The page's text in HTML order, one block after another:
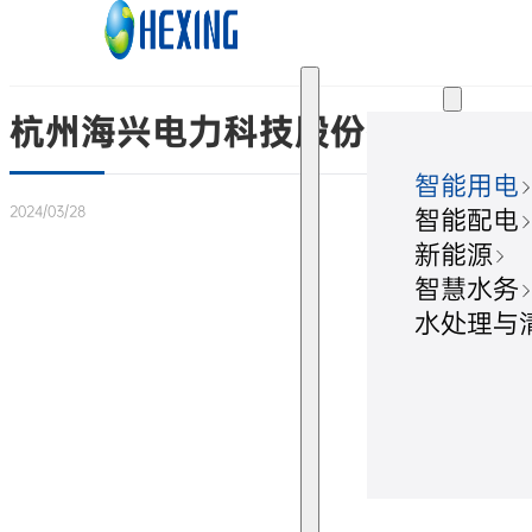
跳转到主要内容 跳转到页脚
智能用电
智能配电
新能源
智慧水务
水处理与
杭州海兴电力科技股份有限公司
2024/03/28